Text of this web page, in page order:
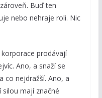
Buď ten
nebo nehraje roli. Nic
prodávají
Ano, a snaží se
co nejdražší. Ano, a
mají značné